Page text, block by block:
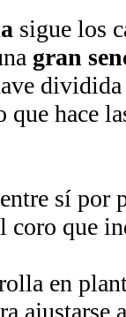
sigue los
gran
hace
sí por
coro que
en
ajustarse